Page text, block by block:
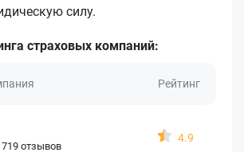
силу.
страховых компаний:
Рейтинг
отзывов
4.9